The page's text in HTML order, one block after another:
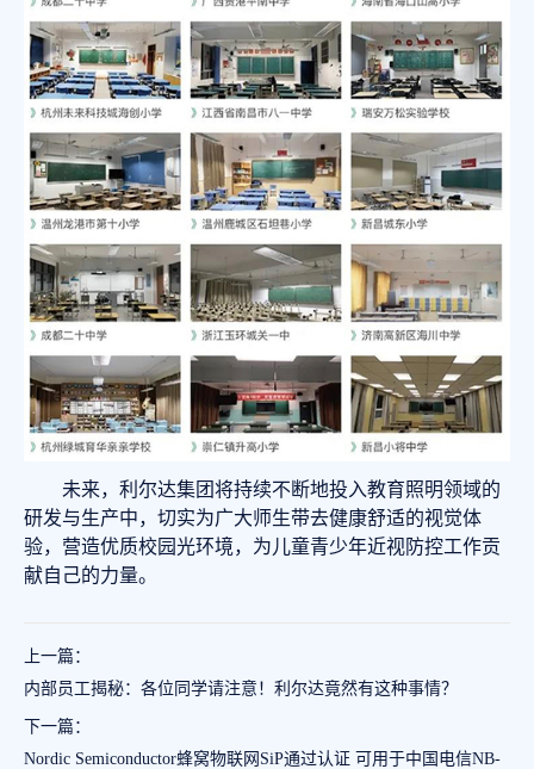
未来，利尔达集团将持续不断地投入教育照明领域的
研发与生产中，切实为广大师生带去健康舒适的视觉体
验，营造优质校园光环境，为儿童青少年近视防控工作贡
献自己的力量。
上一篇：
内部员工揭秘：各位同学请注意！利尔达竟然有这种事情？
下一篇：
Nordic Semiconductor蜂窝物联网SiP通过认证 可用于中国电信NB-